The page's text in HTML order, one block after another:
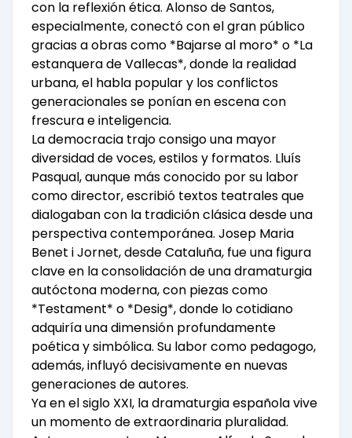
con la reflexión ética. Alonso de Santos,
especialmente, conectó con el gran público
gracias a obras como *Bajarse al moro* o *La
estanquera de Vallecas*, donde la realidad
urbana, el habla popular y los conflictos
generacionales se ponían en escena con
frescura e inteligencia.
La democracia trajo consigo una mayor
diversidad de voces, estilos y formatos. Lluís
Pasqual, aunque más conocido por su labor
como director, escribió textos teatrales que
dialogaban con la tradición clásica desde una
perspectiva contemporánea. Josep Maria
Benet i Jornet, desde Cataluña, fue una figura
clave en la consolidación de una dramaturgia
autóctona moderna, con piezas como
*Testament* o *Desig*, donde lo cotidiano
adquiría una dimensión profundamente
poética y simbólica. Su labor como pedagogo,
además, influyó decisivamente en nuevas
generaciones de autores.
Ya en el siglo XXI, la dramaturgia española vive
un momento de extraordinaria pluralidad.